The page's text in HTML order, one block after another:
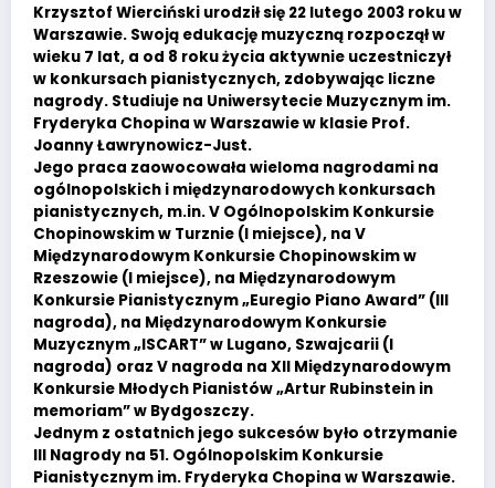
Krzysztof Wierciński urodził się 22 lutego 2003 roku w
Warszawie. Swoją edukację muzyczną rozpoczął w
wieku 7 lat, a od 8 roku życia aktywnie uczestniczył
w konkursach pianistycznych, zdobywając liczne
nagrody. Studiuje na Uniwersytecie Muzycznym im.
Fryderyka Chopina w Warszawie w klasie Prof.
Joanny Ławrynowicz-Just.
Jego praca zaowocowała wieloma nagrodami na
ogólnopolskich i międzynarodowych konkursach
pianistycznych, m.in. V Ogólnopolskim Konkursie
Chopinowskim w Turznie (I miejsce), na V
Międzynarodowym Konkursie Chopinowskim w
Rzeszowie (I miejsce), na Międzynarodowym
Konkursie Pianistycznym „Euregio Piano Award” (III
nagroda), na Międzynarodowym Konkursie
Muzycznym „ISCART” w Lugano, Szwajcarii (I
nagroda) oraz V nagroda na XII Międzynarodowym
Konkursie Młodych Pianistów „Artur Rubinstein in
memoriam” w Bydgoszczy.
Jednym z ostatnich jego sukcesów było otrzymanie
III Nagrody na 51. Ogólnopolskim Konkursie
Pianistycznym im. Fryderyka Chopina w Warszawie.